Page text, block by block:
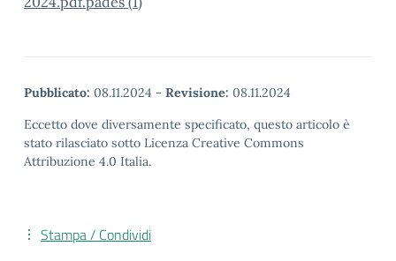
Pubblicato: 08.11.2024 - Revisione: 08.11.2024
Eccetto dove diversamente specificato, questo articolo è
stato rilasciato sotto Licenza Creative Commons
Attribuzione 4.0 Italia.
Stampa / Condividi